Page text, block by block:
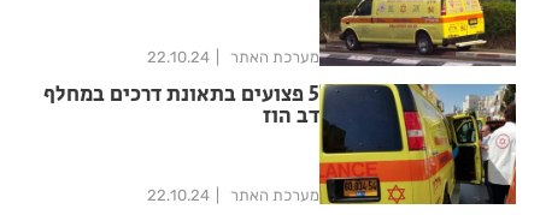
מערכת האתר 22.10.24
5 פצועים בתאונת דרכים במחלף
דב הוז
מערכת האתר 22.10.24